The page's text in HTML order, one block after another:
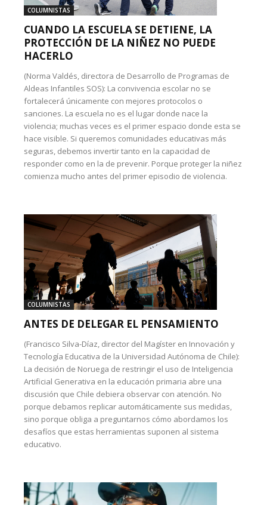
COLUMNISTAS
CUANDO LA ESCUELA SE DETIENE, LA
PROTECCIÓN DE LA NIÑEZ NO PUEDE
HACERLO
(Norma Valdés, directora de Desarrollo de Programas de
Aldeas Infantiles SOS): La convivencia escolar no se
fortalecerá únicamente con mejores protocolos o
sanciones. La escuela no es el lugar donde nace la
violencia; muchas veces es el primer espacio donde esta se
hace visible. Si queremos comunidades educativas más
seguras, debemos invertir tanto en la capacidad de
responder como en la de prevenir. Porque proteger la niñez
comienza mucho antes del primer episodio de violencia.
COLUMNISTAS
ANTES DE DELEGAR EL PENSAMIENTO
(Francisco Silva-Díaz, director del Magíster en Innovación y
Tecnología Educativa de la Universidad Autónoma de Chile):
La decisión de Noruega de restringir el uso de Inteligencia
Artificial Generativa en la educación primaria abre una
discusión que Chile debiera observar con atención. No
porque debamos replicar automáticamente sus medidas,
sino porque obliga a preguntarnos cómo abordamos los
desafíos que estas herramientas suponen al sistema
educativo.